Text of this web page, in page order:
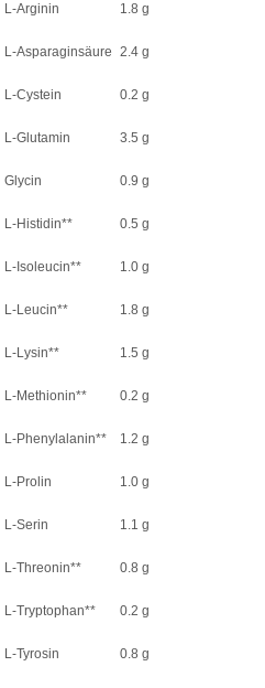
L-Arginin 1.8 g
L-Asparaginsäure 2.4 g
L-Cystein 0.2 g
L-Glutamin 3.5 g
Glycin 0.9 g
L-Histidin** 0.5 g
L-Isoleucin** 1.0 g
L-Leucin** 1.8 g
L-Lysin** 1.5 g
L-Methionin** 0.2 g
L-Phenylalanin** 1.2 g
L-Prolin 1.0 g
L-Serin 1.1 g
L-Threonin** 0.8 g
L-Tryptophan** 0.2 g
L-Tyrosin 0.8 g